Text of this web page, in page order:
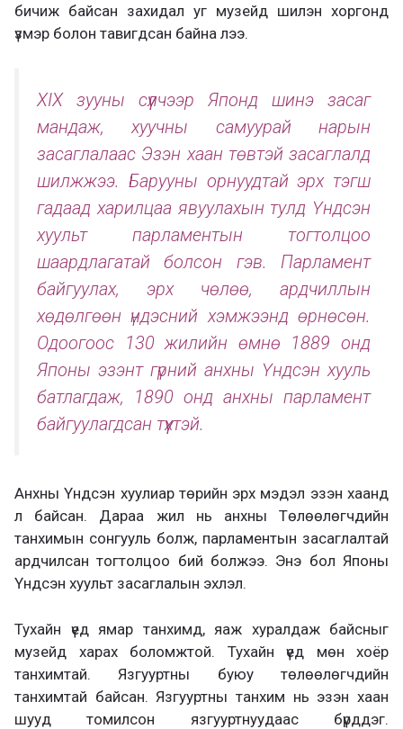
бичиж байсан захидал уг музейд шилэн хоргонд
үзмэр болон тавигдсан байна лээ.
XIX зууны сүүлчээр Японд шинэ засаг
мандаж, хуучны самуурай нарын
засаглалаас Эзэн хаан төвтэй засаглалд
шилжжээ. Барууны орнуудтай эрх тэгш
гадаад харилцаа явуулахын тулд Үндсэн
хуульт парламентын тогтолцоо
шаардлагатай болсон гэв. Парламент
байгуулах, эрх чөлөө, ардчиллын
хөдөлгөөн үндэсний хэмжээнд өрнөсөн.
Одоогоос 130 жилийн өмнө 1889 онд
Японы эзэнт гүрний анхны Үндсэн хууль
батлагдаж, 1890 онд анхны парламент
байгуулагдсан түүхтэй.
Анхны Үндсэн хуулиар төрийн эрх мэдэл эзэн хаанд
л байсан. Дараа жил нь анхны Төлөөлөгчдийн
танхимын сонгууль болж, парламентын засаглалтай
ардчилсан тогтолцоо бий болжээ. Энэ бол Японы
Үндсэн хуульт засаглалын эхлэл.
Тухайн үед ямар танхимд, яаж хуралдаж байсныг
музейд харах боломжтой. Тухайн үед мөн хоёр
танхимтай. Язгууртны буюу төлөөлөгчдийн
танхимтай байсан. Язгууртны танхим нь эзэн хаан
шууд томилсон язгууртнуудаас бүрддэг.